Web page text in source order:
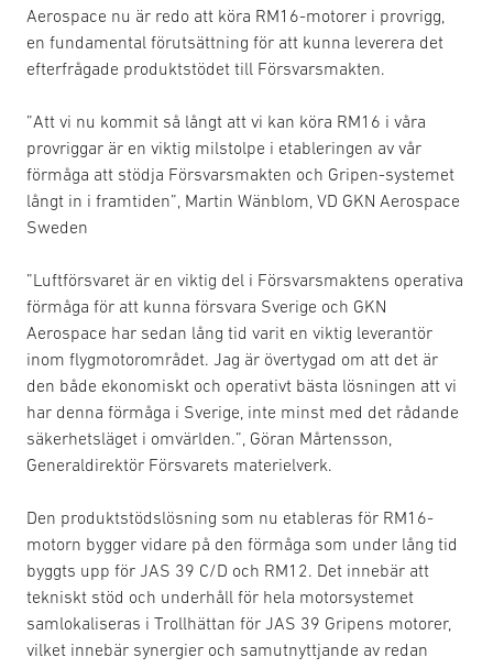
Aerospace nu är redo att köra RM16-motorer i provrigg,
en fundamental förutsättning för att kunna leverera det
efterfrågade produktstödet till Försvarsmakten.
”Att vi nu kommit så långt att vi kan köra RM16 i våra
provriggar är en viktig milstolpe i etableringen av vår
förmåga att stödja Försvarsmakten och Gripen-systemet
långt in i framtiden”, Martin Wänblom, VD GKN Aerospace
Sweden
”Luftförsvaret är en viktig del i Försvarsmaktens operativa
förmåga för att kunna försvara Sverige och GKN
Aerospace har sedan lång tid varit en viktig leverantör
inom flygmotorområdet. Jag är övertygad om att det är
den både ekonomiskt och operativt bästa lösningen att vi
har denna förmåga i Sverige, inte minst med det rådande
säkerhetsläget i omvärlden.”, Göran Mårtensson,
Generaldirektör Försvarets materielverk.
Den produktstödslösning som nu etableras för RM16-
motorn bygger vidare på den förmåga som under lång tid
byggts upp för JAS 39 C/D och RM12. Det innebär att
tekniskt stöd och underhåll för hela motorsystemet
samlokaliseras i Trollhättan för JAS 39 Gripens motorer,
vilket innebär synergier och samutnyttjande av redan